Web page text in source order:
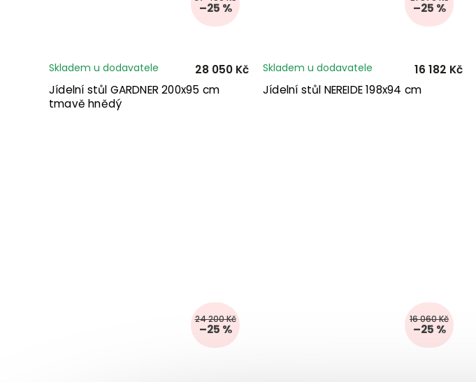
–25 %
Jídelní stůl GARDNER 200x95 cm
tmavě hnědý
Skladem u dodavatele 28 050 Kč
–25 %
Jídelní stůl NEREIDE 198x94 cm
Skladem u dodavatele 16 182 Kč
24 200 Kč
–25 %
16 060 Kč
–25 %